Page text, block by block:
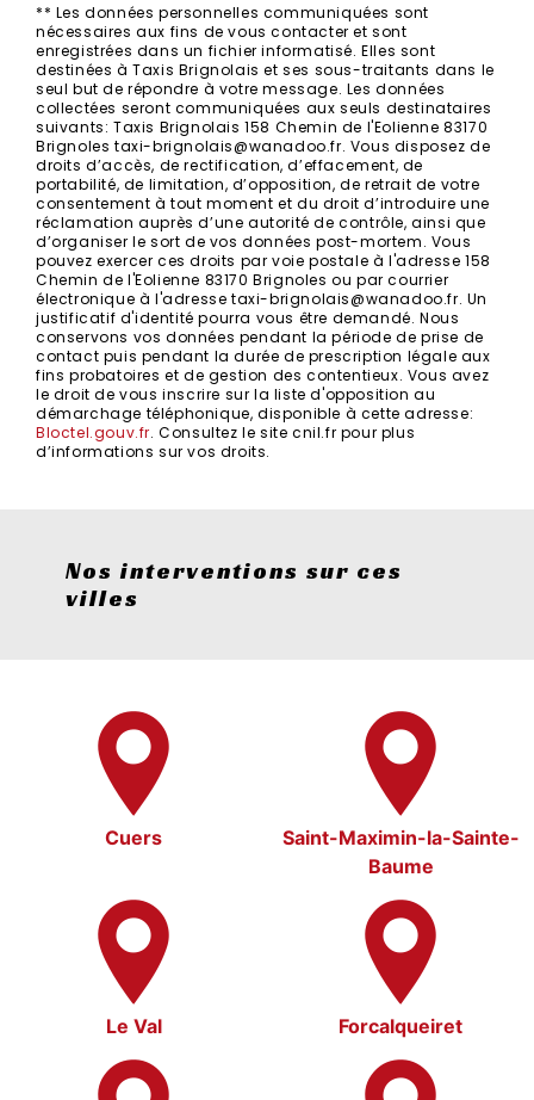
** Les données personnelles communiquées sont
nécessaires aux fins de vous contacter et sont
enregistrées dans un fichier informatisé. Elles sont
destinées à Taxis Brignolais et ses sous-traitants dans le
seul but de répondre à votre message. Les données
collectées seront communiquées aux seuls destinataires
suivants: Taxis Brignolais 158 Chemin de l'Eolienne 83170
Brignoles taxi-brignolais@wanadoo.fr. Vous disposez de
droits d’accès, de rectification, d’effacement, de
portabilité, de limitation, d’opposition, de retrait de votre
consentement à tout moment et du droit d’introduire une
réclamation auprès d’une autorité de contrôle, ainsi que
d’organiser le sort de vos données post-mortem. Vous
pouvez exercer ces droits par voie postale à l'adresse 158
Chemin de l'Eolienne 83170 Brignoles ou par courrier
électronique à l'adresse taxi-brignolais@wanadoo.fr. Un
justificatif d'identité pourra vous être demandé. Nous
conservons vos données pendant la période de prise de
contact puis pendant la durée de prescription légale aux
fins probatoires et de gestion des contentieux. Vous avez
le droit de vous inscrire sur la liste d'opposition au
démarchage téléphonique, disponible à cette adresse:
Bloctel.gouv.fr. Consultez le site cnil.fr pour plus
d’informations sur vos droits.
Nos interventions sur ces
villes
Cuers
Saint-Maximin-la-Sainte-
Baume
Le Val Forcalqueiret